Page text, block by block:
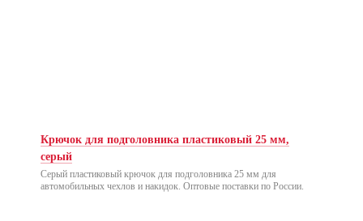
Крючок для подголовника пластиковый 25 мм,
серый
Серый пластиковый крючок для подголовника 25 мм для
автомобильных чехлов и накидок. Оптовые поставки по России.